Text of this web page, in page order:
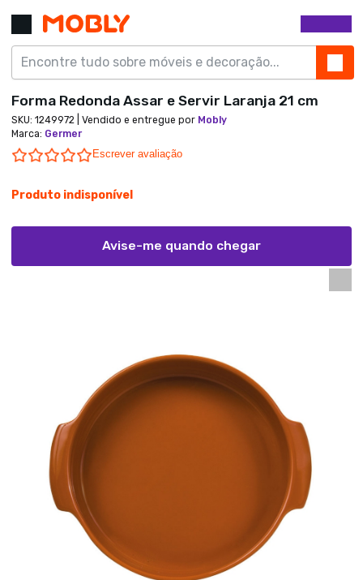
Forma Redonda Assar e Servir Laranja 21 cm
SKU: 1249972 | Vendido e entregue por Mobly
Marca: Germer
0.0 star rating
Escrever avaliação
Produto indisponível
Avise-me quando chegar